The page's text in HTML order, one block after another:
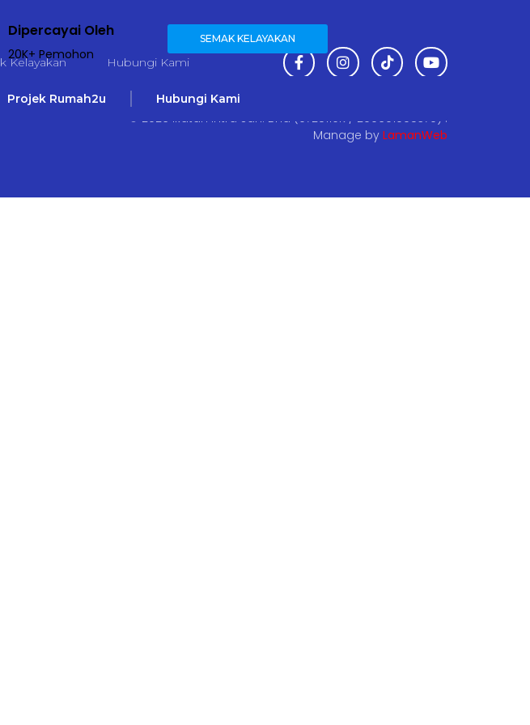
Dipercayai Oleh
20K+ Pemohon
SEMAK KELAYAKAN
Projek Rumah2u Hubungi Kami
Kelayakan Hubungi Kami
© 2026 Ikatan Intra Sdn. Bhd (0725119K / 200601005370) .
Manage by LamanWeb